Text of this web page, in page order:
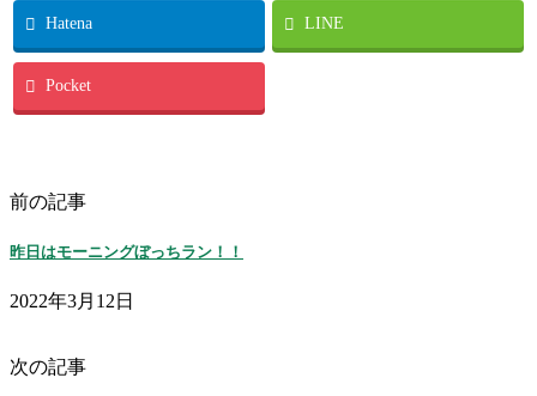
Hatena LINE
Pocket
前の記事
昨日はモーニングぼっちラン！！
2022年3月12日
次の記事